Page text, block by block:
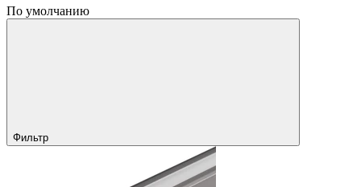
По умолчанию
Фильтр